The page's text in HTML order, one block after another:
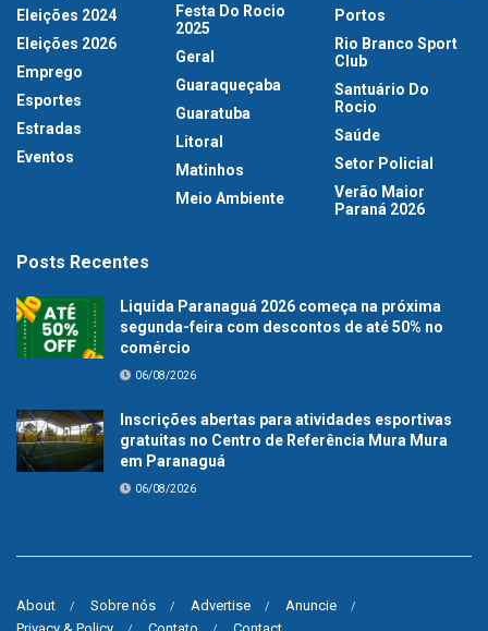
Eleições 2024
Eleições 2026
Emprego
Esportes
Estradas
Eventos
Festa Do Rocio
2025
Geral
Guaraqueçaba
Guaratuba
Litoral
Matinhos
Meio Ambiente
Portos
Rio Branco Sport
Club
Santuário Do
Rocio
Saúde
Setor Policial
Verão Maior
Paraná 2026
Posts Recentes
Liquida Paranaguá 2026 começa na próxima
segunda-feira com descontos de até 50% no
comércio
06/08/2026
Inscrições abertas para atividades esportivas
gratuitas no Centro de Referência Mura Mura
em Paranaguá
06/08/2026
About Sobre nós Advertise
Anuncie